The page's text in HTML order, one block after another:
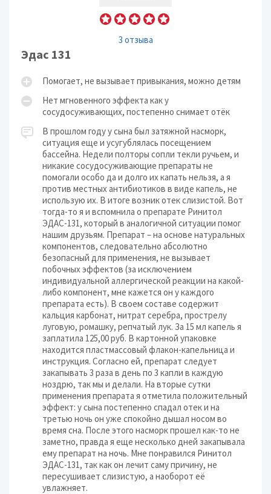
3 отзыва
Эдас 131
Помогает, не вызывает привыкания, можно детям
Нет мгновенного эффекта как у
сосудосуживающих, постепенно снимает отёк
В прошлом году у сына был затяжной насморк,
ситуация еще и усугублялась посещением
бассейна. Недели полторы сопли текли ручьем, и
никакие сосудосуживающие препараты не
помогали особо да и долго их капать нельзя, а я
против местных антибиотиков в виде капель, не
использую их. В итоге возник отек слизистой. Вот
тогда-то я и вспомнила о препарате Ринитол
ЭДАС-131, который в аналогичной ситуации помог
нашим друзьям. Препарат – на основе натуральных
компонентов, следовательно абсолютно
безопасный для применения, не вызывает
побочных эффектов (за исключением
индивидуальной аллергической реакции на какой-
либо компонент, мне кажется он у каждого
препарата есть). В своем составе содержит
кальция карбонат, нитрат серебра, прострелу
луговую, ромашку, репчатый лук. За 15 мл капель я
заплатила 125,00 руб. В картонной упаковке
находится пластмассовый флакон-капельница и
инструкция. Согласно ей, препарат следует
закапывать 3 раза в день по 3 капли в каждую
ноздрю, так мы и делали. На вторые сутки
применения препарата я отметила положительный
эффект: у сына постепенно спадал отек и на
третью ночь он уже спокойно дышал носом во
время сна. После этого насморк прошел как-то не
заметно, правда я еще несколько дней закапывала
ему препарат на ночь. Мне понравился Ринитол
ЭДАС-131, так как он лечит саму причину, не
пересушивает слизистую, а наоборот её
увлажняет.